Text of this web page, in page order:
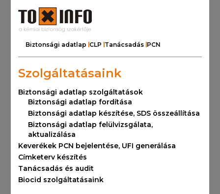
Biztonsági adatlap CLP Tanácsadás PCN
Szolgáltatásaink
Biztonsági adatlap szolgáltatások
Biztonsági adatlap fordítása
Biztonsági adatlap készítése, SDS összeállítása
Biztonsági adatlap felülvizsgálata,
aktualizálása
Keverékek PCN bejelentése, UFI generálása
Címketerv készítés
Tanácsadás és audit
Biocid szolgáltatásaink